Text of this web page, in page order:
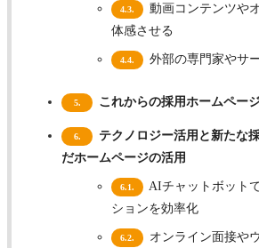
4.3.
動画コンテンツや
体感させる
4.4. 外部の専門家やサ
5. これからの採用ホームペー
6.
テクノロジー活用と新たな
だホームページの活用
6.1.
AIチャットボット
ションを効率化
6.2.
オンライン面接や